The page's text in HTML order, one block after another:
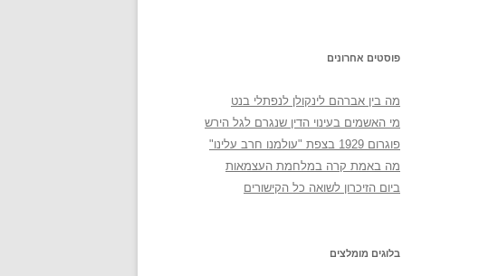
פוסטים אחרונים
מה בין אברהם לינקולן לנפתלי בנט
מי האשמים בעינוי הדין שנגרם לגל הירש
פוגרום 1929 בצפת "עולמנו חרב עלינו"
מה באמת קרה במלחמת העצמאות
ביום הזיכרון לשואה כל הקישורים
בלוגים מומלצים